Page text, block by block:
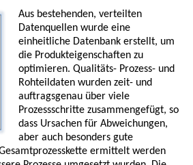
Aus bestehenden, verteilten
Datenquellen wurde eine
einheitliche Datenbank erstellt, um
die Produkteigenschaften zu
optimieren. Qualitäts- Prozess- und
Rohteildaten wurden zeit- und
auftragsgenau über viele
Prozessschritte zusammengefügt, so
dass Ursachen für Abweichungen,
aber auch besonders gute
ermittelt werden